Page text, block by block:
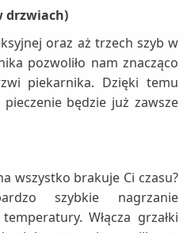
drzwiach)
oraz aż trzech szyb w
pozwoliło nam znacząco
piekarnika. Dzięki temu
będzie już zawsze
wszystko brakuje Ci czasu?
szybkie nagrzanie
Włącza grzałki